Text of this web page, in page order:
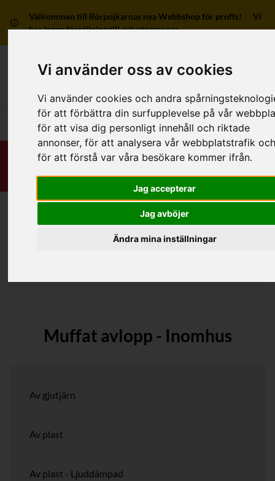
Vi använder oss av cookies
Vi använder cookies och andra
för att förbättra din surfupplevelse på vår
för att visa dig personligt innehåll och riktade
annonser, för att analysera vår webbplatstrafik
för att förstå var våra besökare kommer ifrån.
Jag accepterar
Jag avböjer
Ändra mina inställningar
Välkommen till Rörpojkarnas nya Webbshop för proffs! Vi
har ingen försäljning till privatpersoner.
Huvudmeny
Rördelar & Kopplingar
Muffat avlopp - Inomhus
Av gjutjärn
Av plast
Av plast - Ljuddämpad